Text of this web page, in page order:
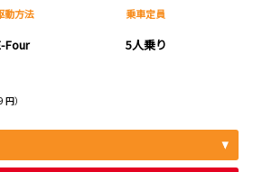
動方法
Four
乗車定員
5人乗り
）